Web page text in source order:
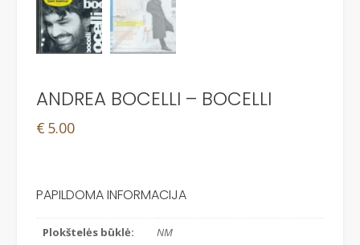
ANDREA BOCELLI – BOCELLI
€ 5.00
PAPILDOMA INFORMACIJA
Plokštelės būklė:
NM